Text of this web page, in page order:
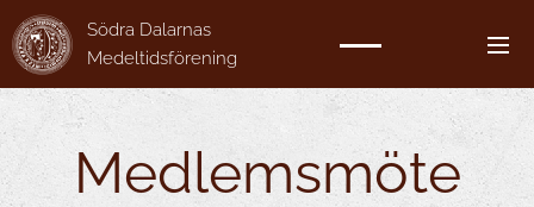
Södra Dalarnas
Medeltidsförening
Medlemsmöte